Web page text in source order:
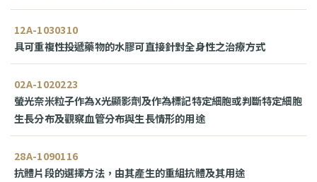
12A-1030310
具可重複性投遞藥物的水膠可直接針對全身性之治療方式
02A-1020223
螢光奈米粒子作為X光顯影劑及作為標記特定細胞或判斷特定細胞
生長分布及觀察血管分布與生長情形的用途
28A-1090116
抗體片段的選擇方法，由其產生的重組抗體及其用途